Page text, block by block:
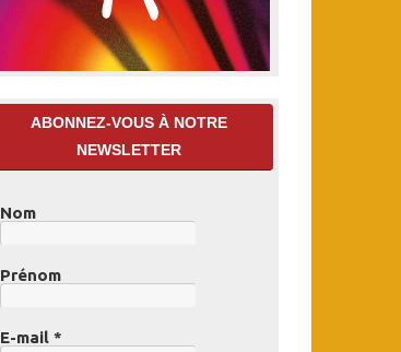
ABONNEZ-VOUS À NOTRE
NEWSLETTER
Nom
Prénom
E-mail *